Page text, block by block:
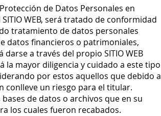
de Datos Personales en
WEB, será tratado de conformidad
tratamiento de datos personales
datos financieros o patrimoniales,
a través del propio SITIO WEB
la mayor diligencia y cuidado a este tipo
por estos aquellos que debido a
conlleve un riesgo para el titular.
de datos o archivos que en su
los cuales fueron recabados.